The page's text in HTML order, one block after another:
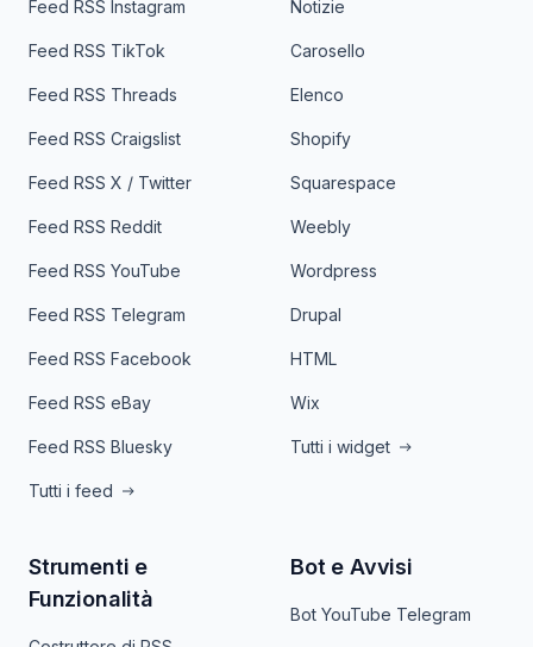
Feed RSS Instagram
Feed RSS TikTok
Feed RSS Threads
Feed RSS Craigslist
Feed RSS X / Twitter
Feed RSS Reddit
Feed RSS YouTube
Feed RSS Telegram
Feed RSS Facebook
Feed RSS eBay
Feed RSS Bluesky
Tutti i feed
Notizie
Carosello
Elenco
Shopify
Squarespace
Weebly
Wordpress
Drupal
HTML
Wix
Tutti i widget
Strumenti e
Funzionalità
Bot e Avvisi
Bot YouTube Telegram